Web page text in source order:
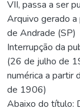
VII, passa a ser
Arquivo gerado
de Andrade (SP)
Interrupção da
(26 de julho de
numérica a partir
de 1906)
Abaixo do título: